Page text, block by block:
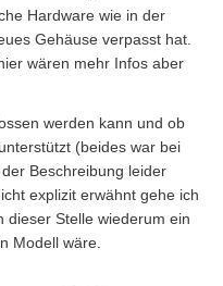
Hardware wie in der
Gehäuse verpasst hat.
wären mehr Infos aber
werden kann und ob
(beides war bei
Beschreibung leider
explizit erwähnt gehe ich
dieser Stelle wiederum ein
Modell wäre.